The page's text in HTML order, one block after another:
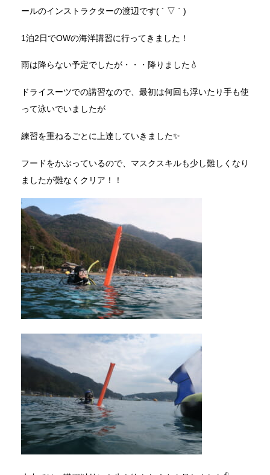
ールのインストラクターの渡辺です( ´ ▽ ` )
1泊2日でOWの海洋講習に行ってきました！
雨は降らない予定でしたが・・・降りました💧
ドライスーツでの講習なので、最初は何回も浮いたり手も使
って泳いでいましたが
練習を重ねるごとに上達していきました✨
フードをかぶっているので、マスクスキルも少し難しくなり
ましたが難なくクリア！！